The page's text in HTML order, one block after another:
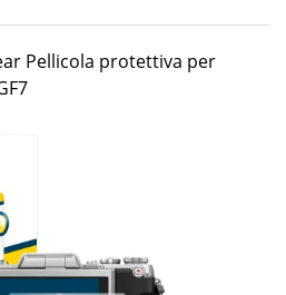
Pellicola protettiva per